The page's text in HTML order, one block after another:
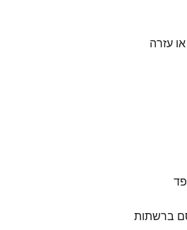
עזרה
ברשתות